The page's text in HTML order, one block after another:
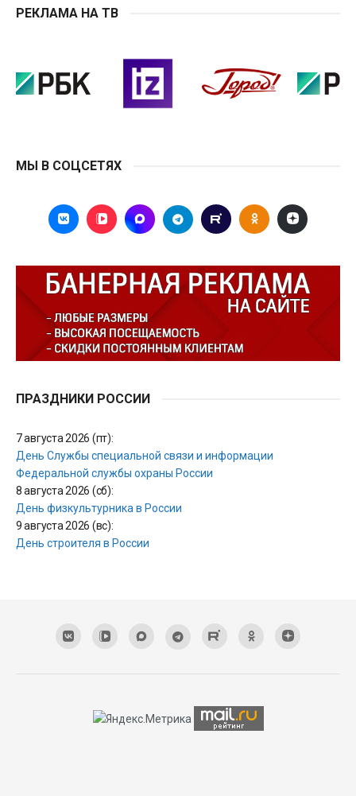
РЕКЛАМА НА ТВ
МЫ В СОЦСЕТЯХ
ПРАЗДНИКИ РОССИИ
7 августа 2026 (пт):
День Службы специальной связи и информации
Федеральной службы охраны России
8 августа 2026 (сб):
День физкультурника в России
9 августа 2026 (вс):
День строителя в России